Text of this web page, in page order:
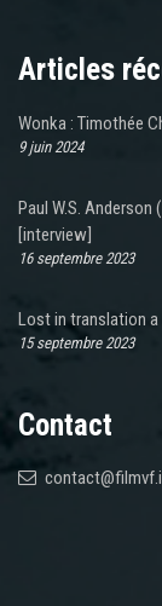
Articles
Wonka : Timothée
9 juin 2024
Paul W.S.
[interview]
16 septembre 2023
Lost in translation a
15 septembre 2023
Contact